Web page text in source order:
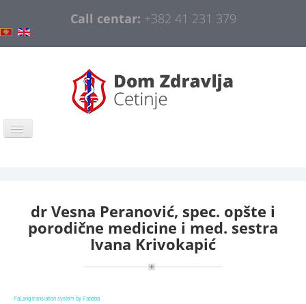
Call centar: +382 41 231 379
Opšte informacije
Organizacija
dr Vesna Peranović, spec. opšte i
porodične medicine i med. sestra
Ivana Krivokapić
FaLang translation system by Faboba